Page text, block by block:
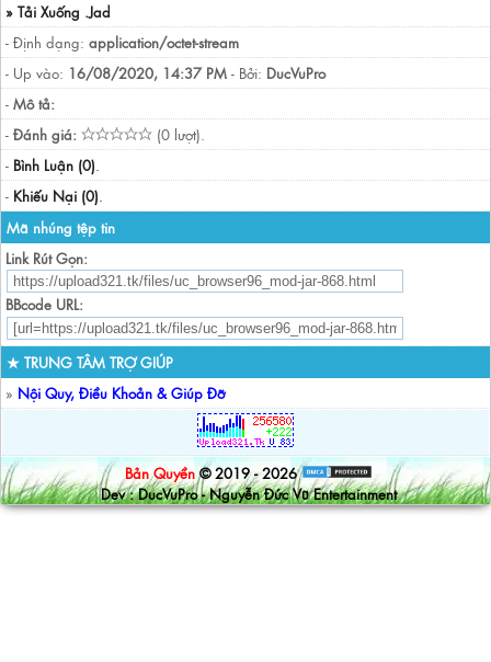
» Tải Xuống .Jad
- Định dạng: application/octet-stream
- Up vào: 16/08/2020, 14:37 PM - Bởi: DucVuPro
- Mô tả:
- Đánh giá:
(0 lượt).
- Bình Luận (0).
- Khiếu Nại (0).
Mã nhúng tệp tin
Link Rút Gọn:
BBcode URL:
★ TRUNG TÂM TRỢ GIÚP
» Nội Quy, Điều Khoản & Giúp Đỡ
Bản Quyền © 2019 - 2026
Dev : DucVuPro - Nguyễn Đức Vũ Entertainment